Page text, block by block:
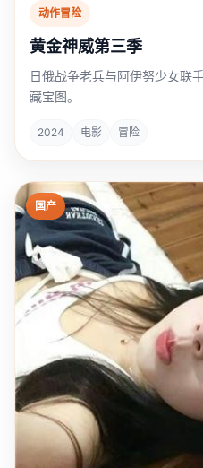
动作冒险
黄金神威第三季
日俄战争老兵与阿伊努少女联
藏宝图。
2024 电影 冒险
国产